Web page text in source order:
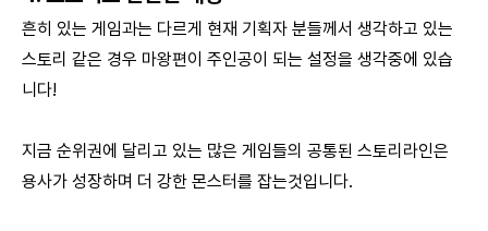
흔히 있는 게임과는 다르게 현재 기획자 분들께서 생각하고 있는
스토리 같은 경우 마왕편이 주인공이 되는 설정을 생각중에 있습
니다!
지금 순위권에 달리고 있는 많은 게임들의 공통된 스토리라인은
용사가 성장하며 더 강한 몬스터를 잡는것입니다.